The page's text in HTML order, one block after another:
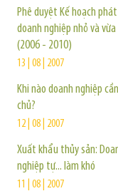
Phê duyệt Kế hoạch
doanh nghiệp nhỏ và
(2006 - 2010)
13 | 08 | 2007
Khi nào doanh nghiệp
chủ?
12 | 08 | 2007
Xuất khẩu thủy sản:
nghiệp tự... làm khó
11 | 08 | 2007